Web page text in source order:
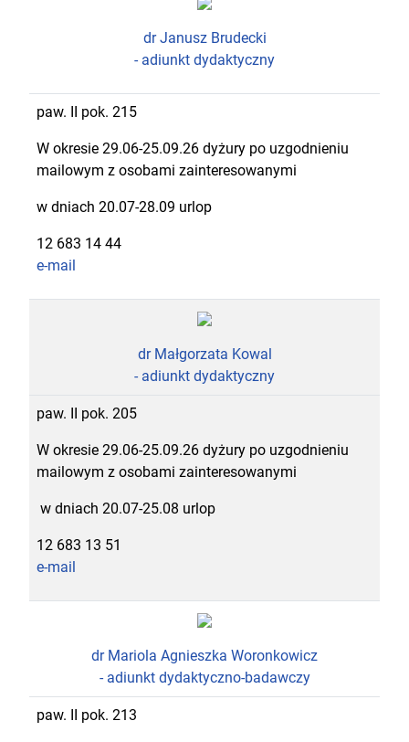
dr Janusz Brudecki
- adiunkt dydaktyczny
paw. II pok. 215
W okresie 29.06-25.09.26 dyżury po uzgodnieniu
mailowym z osobami zainteresowanymi
w dniach 20.07-28.09 urlop
12 683 14 44
e-mail
dr Małgorzata Kowal
- adiunkt dydaktyczny
paw. II pok. 205
W okresie 29.06-25.09.26 dyżury po uzgodnieniu
mailowym z osobami zainteresowanymi
w dniach 20.07-25.08 urlop
12 683 13 51
e-mail
dr Mariola Agnieszka Woronkowicz
- adiunkt dydaktyczno-badawczy
paw. II pok. 213